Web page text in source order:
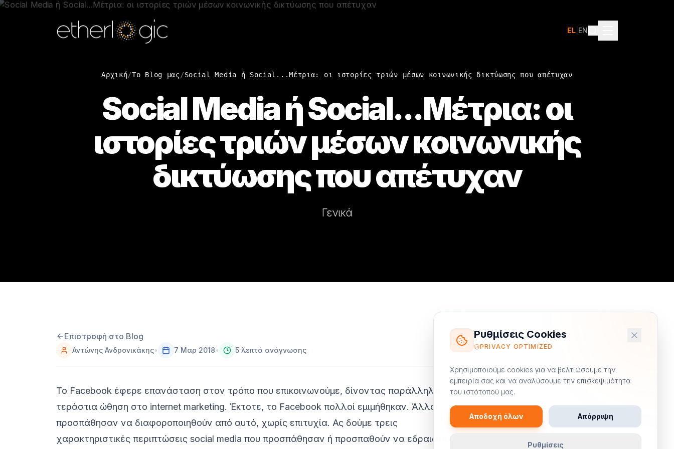
EL EN
Αρχική/Το Blog μας/Social Media ή Social...Μέτρια: οι ιστορίες τριών μέσων κοινωνικής δικτύωσης που απέτυχαν
Social Media ή Social...Μέτρια: οι
ιστορίες τριών μέσων κοινωνικής
δικτύωσης που απέτυχαν
Γενικά
Επιστροφή στο Blog
Αντώνης Ανδρονικάκης• 7 Μαρ 2018• 5 λεπτά ανάγνωσης
Το Facebook έφερε επανάσταση στον τρόπο που επικοινωνούμε, δίνοντας παράλληλα
τεράστια ώθηση στο internet marketing. Έκτοτε, το Facebook πολλοί εμιμήθηκαν. Άλλοι
προσπάθησαν να διαφοροποιηθούν από αυτό, χωρίς επιτυχία. Ας δούμε τρεις
χαρακτηριστικές περιπτώσεις social media που προσπάθησαν ή προσπαθούν να εδραιωθούν
Κατηγορίες
Digital Marketing
Content Marketing
Video Marketing
eCommerce
Ρυθμίσεις Cookies
PRIVACY OPTIMIZED
Χρησιμοποιούμε cookies για να βελτιώσουμε την
εμπειρία σας και να αναλύσουμε την επισκεψιμότητα
του ιστότοπού μας.
Αποδοχή όλων Απόρριψη
Ρυθμίσεις